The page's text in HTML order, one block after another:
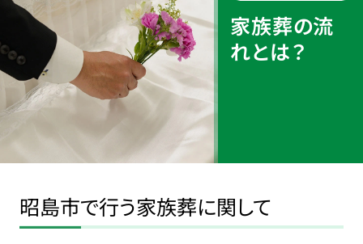
家族葬の流
れとは？
昭島市で行う家族葬に関して